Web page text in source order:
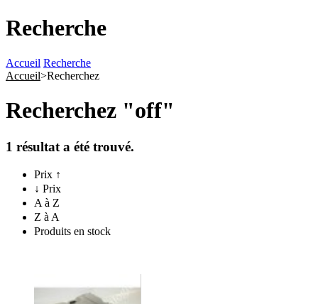
Recherche
Accueil Recherche
Accueil>Recherchez
Recherchez "off"
1 résultat a été trouvé.
Prix ↑
↓ Prix
A à Z
Z à A
Produits en stock